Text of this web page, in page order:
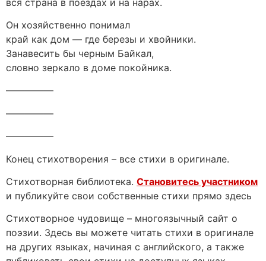
Он хозяйственно понимал
край как дом — где березы и хвойники.
Занавесить бы черным Байкал,
словно зеркало в доме покойника.
—————
—————
—————
Конец стихотворения – все стихи в оригинале.
Стихотворная библиотека. Становитесь участником
и публикуйте свои собственные стихи прямо здесь
Стихотворное чудовище – многоязычный сайт о
поэзии. Здесь вы можете читать стихи в оригинале
на других языках, начиная с английского, а также